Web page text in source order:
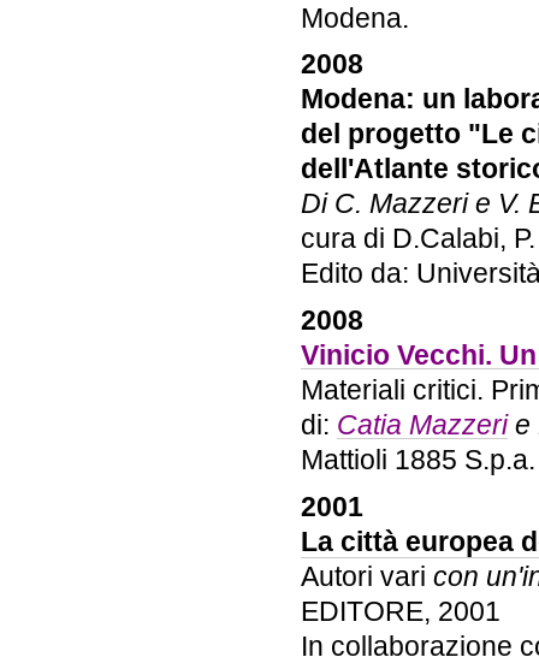
Modena.
2008
Modena: un
del progetto "Le
dell'Atlante
Di C. Mazzeri e V.
cura di D.Calabi,
Edito da:
2008
Vinicio Vecchi.
Materiali critici.
di: Catia Mazzerie
Mattioli 1885
2001
La città europea
Autori vari con
EDITORE, 2001
In collaborazione